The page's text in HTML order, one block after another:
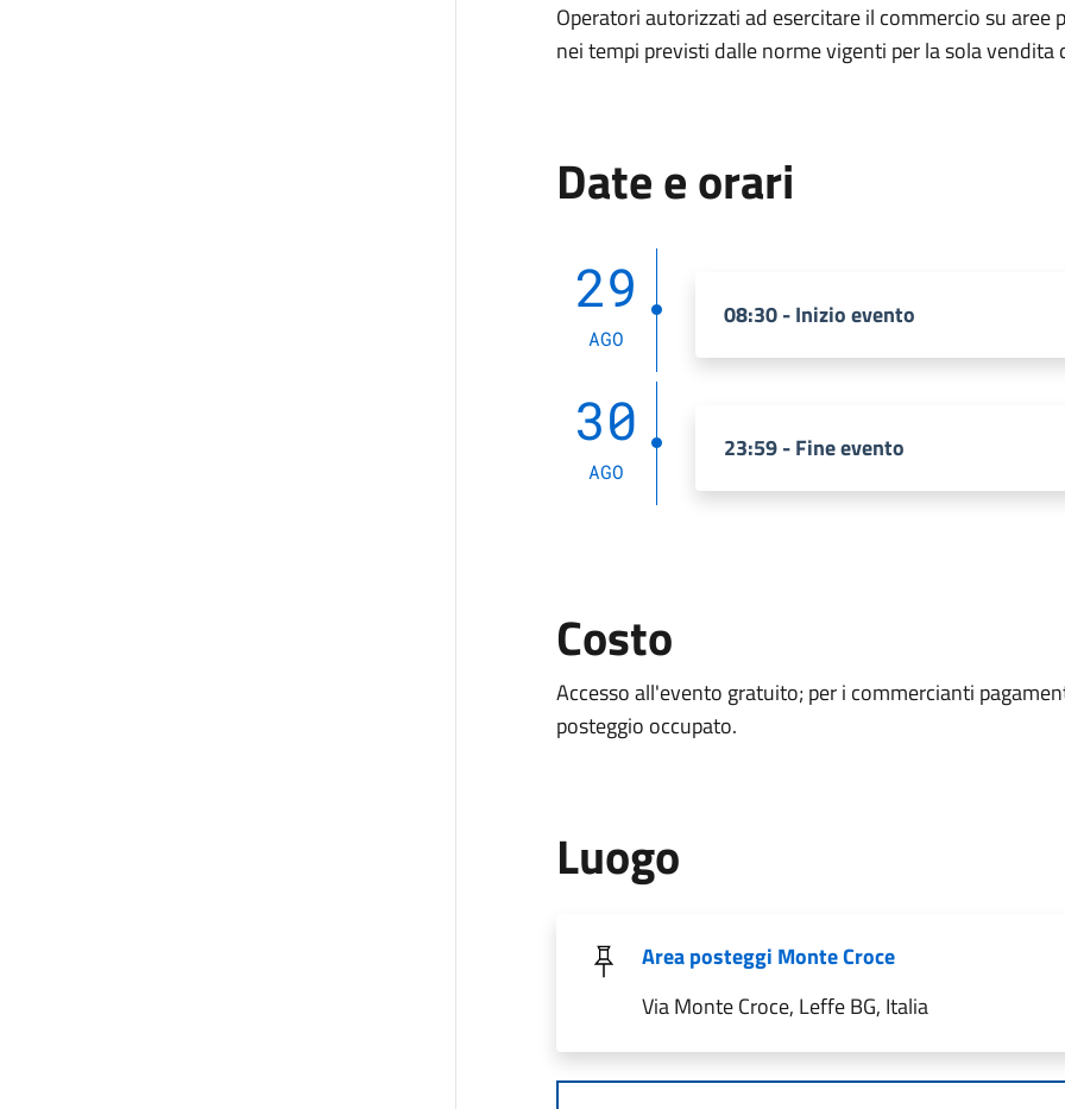
Operatori autorizzati ad esercitare il commercio su
nei tempi previsti dalle norme vigenti per la sola
Date e orari
29
AGO
08:30 - Inizio evento
30
AGO
23:59 - Fine evento
Costo
Accesso all'evento gratuito; per i commercianti
posteggio occupato.
Luogo
Area posteggi Monte Croce
Via Monte Croce, Leffe BG, Italia